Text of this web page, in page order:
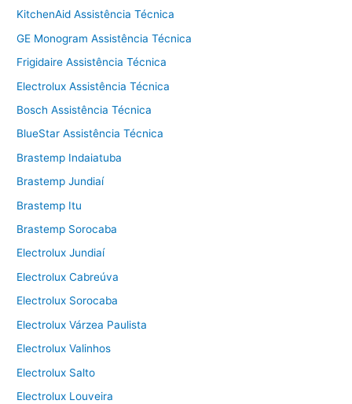
KitchenAid Assistência Técnica
GE Monogram Assistência Técnica
Frigidaire Assistência Técnica
Electrolux Assistência Técnica
Bosch Assistência Técnica
BlueStar Assistência Técnica
Brastemp Indaiatuba
Brastemp Jundiaí
Brastemp Itu
Brastemp Sorocaba
Electrolux Jundiaí
Electrolux Cabreúva
Electrolux Sorocaba
Electrolux Várzea Paulista
Electrolux Valinhos
Electrolux Salto
Electrolux Louveira